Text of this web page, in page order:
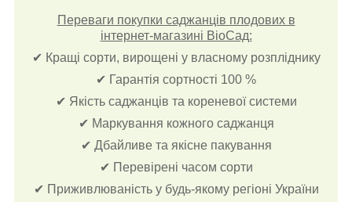
Переваги покупки саджанців плодових в
інтернет-магазині ВіоСад:
✔ Кращі сорти, вирощені у власному розпліднику
✔ Гарантія сортності 100 %
✔ Якість саджанців та кореневої системи
✔ Маркування кожного саджанця
✔ Дбайливе та якісне пакування
✔ Перевірені часом сорти
✔ Приживлюваність у будь-якому регіоні України